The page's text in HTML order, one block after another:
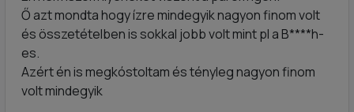
Ő azt mondta hogy ízre mindegyik nagyon finom volt
és összetételben is sokkal jobb volt mint pl a B****h-
es.
Azért én is megkóstoltam és tényleg nagyon finom
volt mindegyik